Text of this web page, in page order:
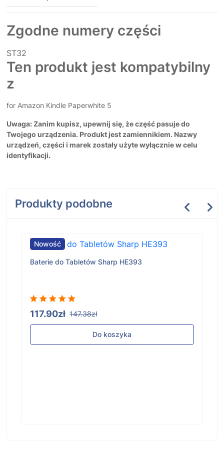
Zgodne numery części
ST32
Ten produkt jest kompatybilny
z
for Amazon Kindle Paperwhite 5
Uwaga: Zanim kupisz, upewnij się, że część pasuje do
Twojego urządzenia. Produkt jest zamiennikiem. Nazwy
urządzeń, części i marek zostały użyte wyłącznie w celu
identyfikacji.
Produkty podobne
Nowość
Baterie do Tabletów Sharp HE393
117.90zł 147.38zł
Do koszyka